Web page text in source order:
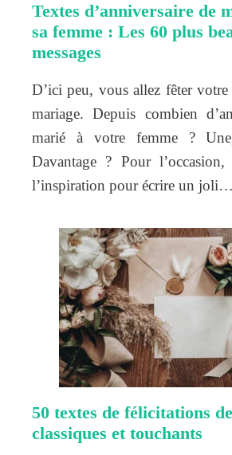
Textes d’anniversaire de
sa femme : Les 60 plus
messages
D’ici peu, vous allez fêter votre
mariage. Depuis combien
marié à votre femme ?
Davantage ? Pour l’occasion,
l’inspiration pour écrire un joli…
50 textes de félicitations
classiques et touchants